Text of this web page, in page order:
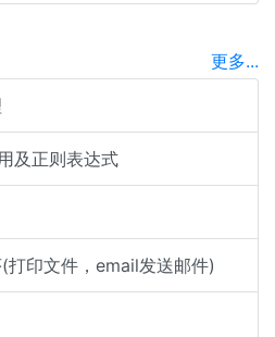
更多...
及正则表达式
打印文件，email发送邮件)